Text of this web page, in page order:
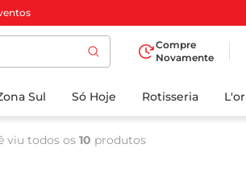
Compre
Novamente
Sul Só Hoje Rotisseria
viu todos os10 produtos
BUSCADOS